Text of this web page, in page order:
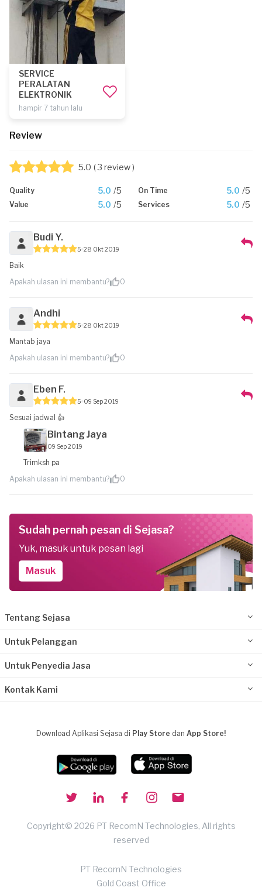
SERVICE
PERALATAN
ELEKTRONIK
hampir 7 tahun lalu
Review
5.0 ( 3 review )
Quality 5.0 /5 On Time 5.0 /5
Value 5.0 /5 Services 5.0 /5
Budi Y.
5 28 Okt 2019
Baik
Apakah ulasan ini membantu?
0
Andhi
5 28 Okt 2019
Mantab jaya
Apakah ulasan ini membantu?
0
Eben F.
5 09 Sep 2019
Sesuai jadwal 👍
Bintang Jaya
09 Sep 2019
Trimksh pa
Apakah ulasan ini membantu?
0
Sudah pernah pesan di Sejasa?
Yuk, masuk untuk pesan lagi
Masuk
Tentang Sejasa
Untuk Pelanggan
Untuk Penyedia Jasa
Kontak Kami
Download Aplikasi Sejasa di Play Store dan App Store!
Copyright© 2026 PT RecomN Technologies, All rights
reserved
PT RecomN Technologies
Gold Coast Office